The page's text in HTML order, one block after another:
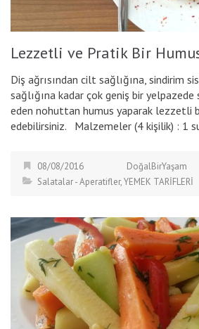
Lezzetli ve Pratik Bir
Diş ağrısından cilt sağlığına, sindirim
sağlığına kadar çok geniş bir
eden nohuttan humus yaparak lezzetli
edebilirsiniz. Malzemeler (4 kişilik) : 1
08/08/2016
DoğalBirYaşam
Salatalar - Aperatifler,YEMEK TARİFLERİ